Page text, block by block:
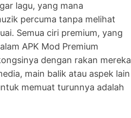
lagu, yang mana
percuma tanpa melihat
Semua ciri premium, yang
APK Mod Premium
dengan rakan mereka
main balik atau aspek lain
memuat turunnya adalah